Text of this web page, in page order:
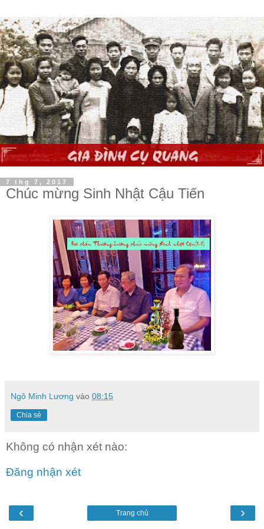
7 thg 7, 2017
Chúc mừng Sinh Nhật Cậu Tiến
Ngô Minh Lương vào 08:15
Chia sẻ
Không có nhận xét nào:
Đăng nhận xét
‹ ›
Trang chủ